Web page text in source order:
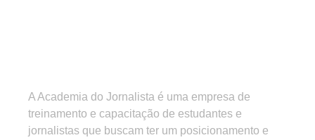
A Academia do Jornalista é uma empresa de
treinamento e capacitação de estudantes e
jornalistas que buscam ter um posicionamento e